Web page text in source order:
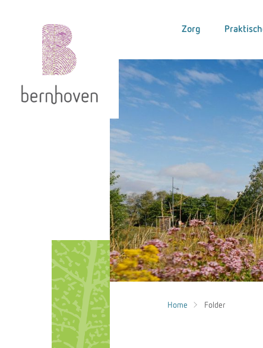
Zorg
Home Folder